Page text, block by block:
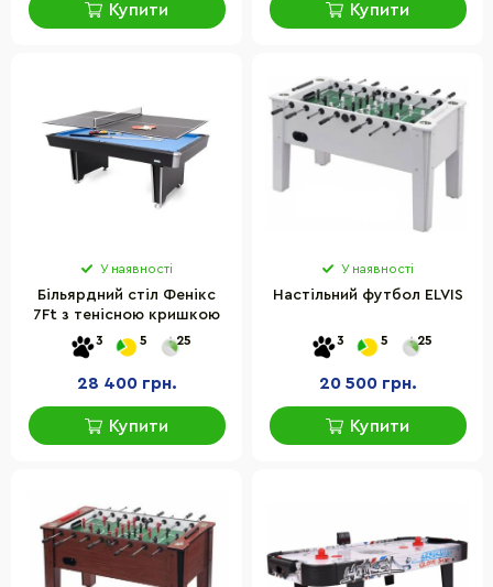
Купити Купити
У наявності
Більярдний стіл Фенікс
7Ft з тенісною кришкою
3 5 25
28 400 грн.
Купити
У наявності
Настільний футбол ELVIS
3 5 25
20 500 грн.
Купити